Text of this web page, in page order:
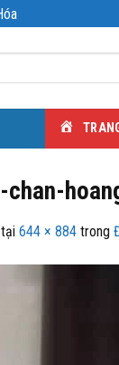
tại 644 × 884 trong